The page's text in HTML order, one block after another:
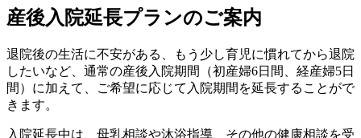
産後入院延長プランのご案内
退院後の⽣活に不安がある、もう少し育児に慣れてから退院
したいなど、通常の産後⼊院期間（初産婦6日間、経産婦5日
間）に加えて、ご希望に応じて⼊院期間を延⻑することがで
きます。
⼊院延⻑中は、⺟乳相談や沐浴指導、その他の健康相談を受